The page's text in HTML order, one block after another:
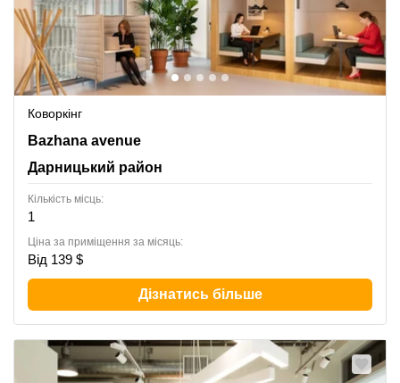
Коворкінг
151- B Bazhana avenue, Дарницький район
Bazhana avenue
Дарницький район
Кількість місць:
1
Ціна за приміщення за місяць:
Від 139 $
Дізнатись більше